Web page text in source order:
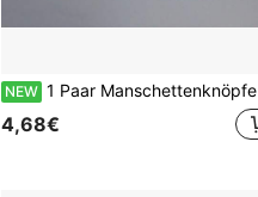
NEW 1 Paar Manschettenknöpfe mit Glaseinlage, elegantes Schneeflockenmuster, Herren-Geschenk, formeller Schmuck, Modeaccessoire, klassisches Weihnachtsdesign, raffinierter Stil
4,68€